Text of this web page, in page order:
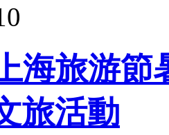
海旅游節
旅活動